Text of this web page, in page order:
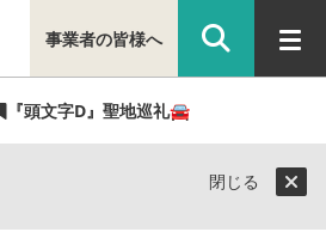
『頭文字D』聖地巡礼🚘
事業者の皆様へ
閉じる